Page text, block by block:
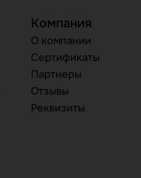
Компания
О компании
Сертификаты
Партнеры
Отзывы
Реквизиты